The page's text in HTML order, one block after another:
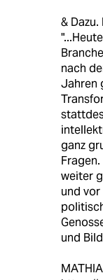
& Dazu.
nach
Jahren
ganz
weiter
und
und